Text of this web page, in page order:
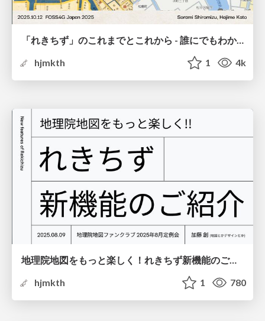
「れきちず」のこれまでとこれから - 誰にでもわかりやすい歴史地図を目指して / FOSS4G 2025 Japan
hjmkth
1 4k
地理院地図をもっと楽しく！れきちず新機能のご紹介
hjmkth
1 780